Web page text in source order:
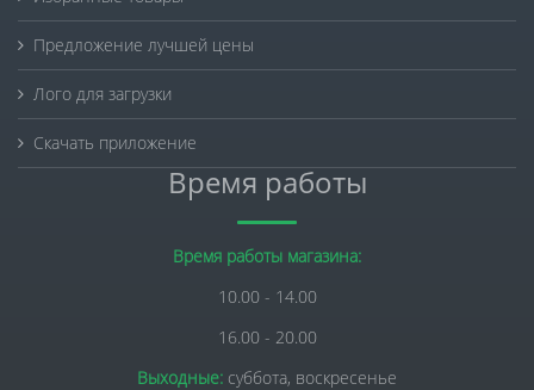
Предложение лучшей цены
Лого для загрузки
Скачать приложение
Время работы
Время работы магазина:
10.00 - 14.00
16.00 - 20.00
Выходные: суббота, воскресенье